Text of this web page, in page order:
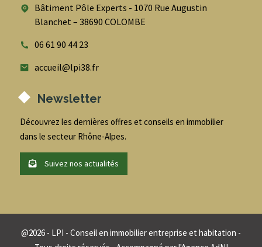
Bâtiment Pôle Experts - 1070 Rue Augustin
Blanchet – 38690 COLOMBE
06 61 90 44 23
accueil@lpi38.fr
Newsletter
Découvrez les dernières offres et conseils en immobilier
dans le secteur Rhône-Alpes.
Suivez nos actualités
@2026 - LPI - Conseil en immobilier entreprise et habitation -